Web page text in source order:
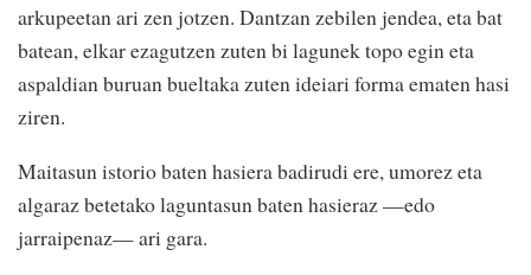
arkupeetan ari zen jotzen. Dantzan zebilen jendea, eta bat
batean, elkar ezagutzen zuten bi lagunek topo egin eta
aspaldian buruan bueltaka zuten ideiari forma ematen hasi
ziren.
Maitasun istorio baten hasiera badirudi ere, umorez eta
algaraz betetako laguntasun baten hasieraz —edo
jarraipenaz— ari gara.